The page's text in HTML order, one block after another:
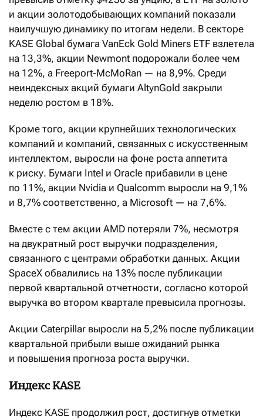
и акции золотодобывающих компаний показали
наилучшую динамику по итогам недели. В секторе
KASE Global бумага VanEck Gold Miners ETF взлетела
на 13,3%, акции Newmont подорожали более чем
на 12%, а Freeport-McMoRan — на 8,9%. Среди
неиндексных акций бумаги AltynGold закрыли
неделю ростом в 18%.
Кроме того, акции крупнейших технологических
компаний и компаний, связанных с искусственным
интеллектом, выросли на фоне роста аппетита
к риску. Бумаги Intel и Oracle прибавили в цене
по 11%, акции Nvidia и Qualcomm выросли на 9,1%
и 8,7% соответственно, а Microsoft — на 7,6%.
Вместе с тем акции AMD потеряли 7%, несмотря
на двукратный рост выручки подразделения,
связанного с центрами обработки данных. Акции
SpaceX обвалились на 13% после публикации
первой квартальной отчетности, согласно которой
выручка во втором квартале превысила прогнозы.
Акции Caterpillar выросли на 5,2% после публикации
квартальной прибыли выше ожиданий рынка
и повышения прогноза роста выручки.
Индекс KASE
Индекс KASE продолжил рост, достигнув отметки